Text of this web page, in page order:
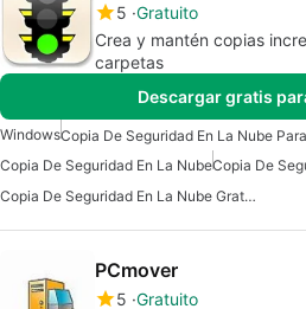
5 Gratuito
Crea y mantén copias
carpetas
Descargar gratis
Windows
Copia De Seguridad En La NubeCopia De
Copia De Seguridad En La Nube Gratuita Para Windows
PCmover
5 Gratuito